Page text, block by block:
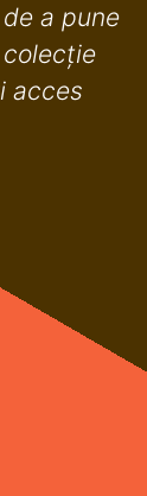
a pune
acces